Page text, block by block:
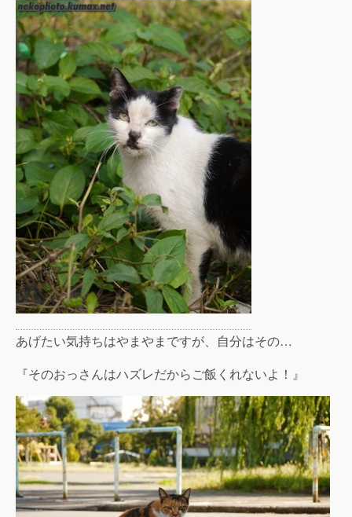
あげたい気持ちはやまやまですが、自分はその…
『そのおっさんはハズレだからご飯くれないよ！』